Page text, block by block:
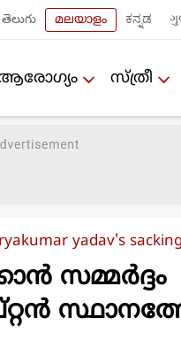
తెలుగు മലയാളം ಕನ್ನಡ
സ്ത്രീ
yadav's
സമ്മർദ്ദം